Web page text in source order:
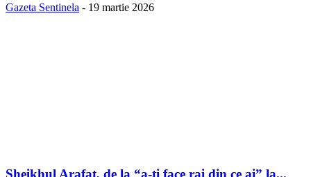
Gazeta Sentinela - 19 martie 2026